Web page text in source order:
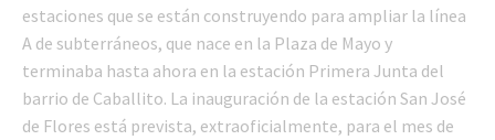
estaciones que se están construyendo para ampliar la línea
A de subterráneos, que nace en la Plaza de Mayo y
terminaba hasta ahora en la estación Primera Junta del
barrio de Caballito. La inauguración de la estación San José
de Flores está prevista, extraoficialmente, para el mes de